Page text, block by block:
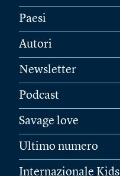
Paesi
Autori
Newsletter
Podcast
Savage love
Ultimo numero
Internazionale Kids